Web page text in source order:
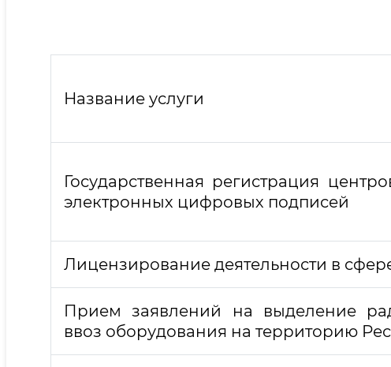
Название услуги
Государственная регистрация
электронных цифровых подписей
Лицензирование деятельности в
Прием заявлений на выделение
ввоз оборудования на территорию